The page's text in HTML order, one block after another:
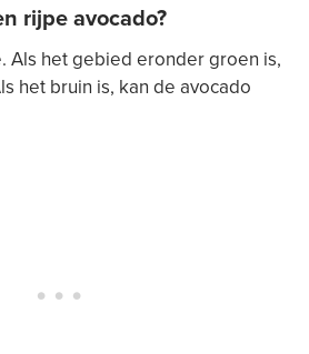
rijpe avocado?
Als het gebied eronder groen is,
het bruin is, kan de avocado